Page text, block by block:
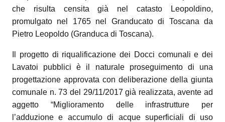
che risulta censita già nel catasto Leopoldino,
promulgato nel 1765 nel Granducato di Toscana da
Pietro Leopoldo (Granduca di Toscana).
Il progetto di riqualificazione dei Docci comunali e dei
Lavatoi pubblici è il naturale proseguimento di una
progettazione approvata con deliberazione della giunta
comunale n. 73 del 29/11/2017 già realizzata, avente ad
aggetto “Miglioramento delle infrastrutture per
l’adduzione e accumulo di acque superficiali di uso